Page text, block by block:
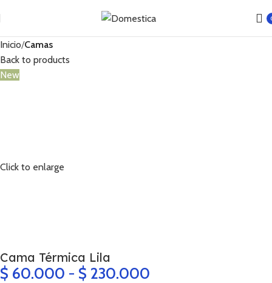
Inicio Camas
Back to products
New
Click to enlarge
Cama Térmica Lila
$ 60.000 - $ 230.000